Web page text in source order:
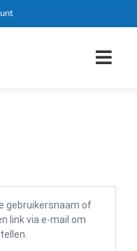
gebruikersnaam of
link via e-mail om